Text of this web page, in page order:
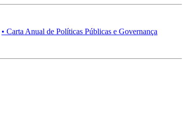
• Carta Anual de Políticas Públicas e Governança